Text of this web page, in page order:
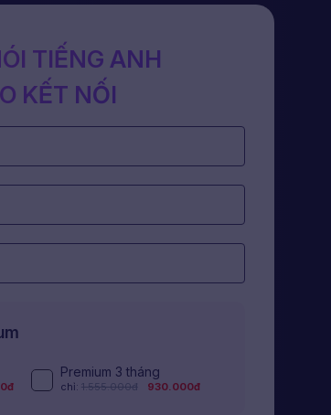
TIẾNG ANH
KẾT NỐI
Premium 3 tháng
chỉ: 1.555.000đ 930.000đ